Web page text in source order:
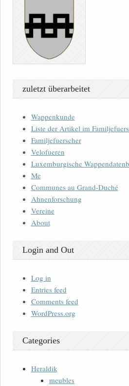
zuletzt überarbeitet
Wappenkunde
Liste der Artikel im
Familjefuerscher
Velofueren
Luxemburgische
Me
Communes au Grand-Duché
Ahnenforschung
Vereine
About
Login and Out
Log in
Entries feed
Comments feed
WordPress.org
Categories
Heraldik
meubles